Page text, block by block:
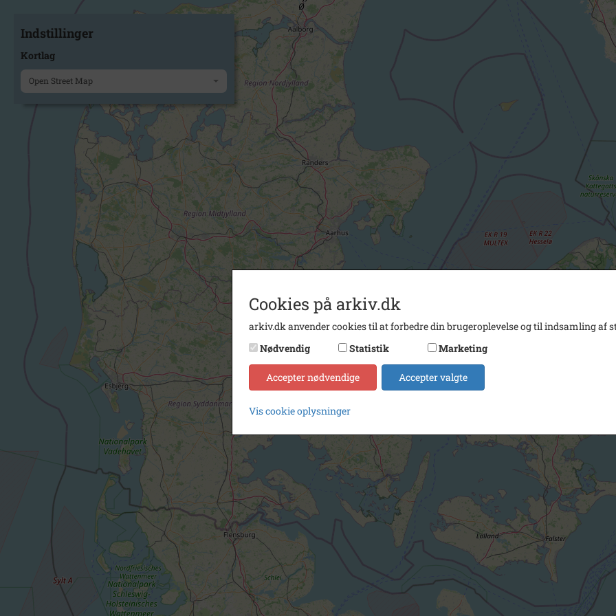
Indstillinger
Kortlag
Open Street Map
Cookies på arkiv.dk
arkiv.dk anvender cookies til at forbedre din brugeroplevelse og til indsamling af
Nødvendig
Statistik Marketing
Accepter nødvendige Accepter valgte
Vis cookie oplysninger